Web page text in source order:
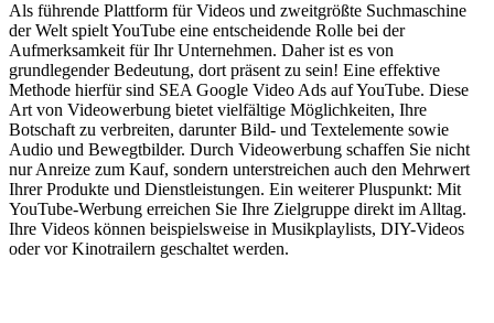
Als führende Plattform für Videos und zweitgrößte Suchmaschine
der Welt spielt YouTube eine entscheidende Rolle bei der
Aufmerksamkeit für Ihr Unternehmen. Daher ist es von
grundlegender Bedeutung, dort präsent zu sein! Eine effektive
Methode hierfür sind SEA Google Video Ads auf YouTube. Diese
Art von Videowerbung bietet vielfältige Möglichkeiten, Ihre
Botschaft zu verbreiten, darunter Bild- und Textelemente sowie
Audio und Bewegtbilder. Durch Videowerbung schaffen Sie nicht
nur Anreize zum Kauf, sondern unterstreichen auch den Mehrwert
Ihrer Produkte und Dienstleistungen. Ein weiterer Pluspunkt: Mit
YouTube-Werbung erreichen Sie Ihre Zielgruppe direkt im Alltag.
Ihre Videos können beispielsweise in Musikplaylists, DIY-Videos
oder vor Kinotrailern geschaltet werden.